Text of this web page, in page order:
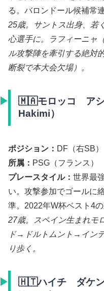
る。バロンドール候補常
25歳。サントス出身、若
心選手に。ラフィーニャ
ル攻撃陣を牽引する絶対
断裂で本大会欠場）。
🇲🇦モロッコ アシ
Hakimi）
ポジション： DF（右SB）
所属： PSG（フランス）
プレースタイル： 世界最
い。攻撃参加でゴールに
準。2022年W杯ベスト4の
27歳。スペイン生まれモ
ド→ドルトムント→イン
り歩く。
🇭🇹ハイチ ダケン